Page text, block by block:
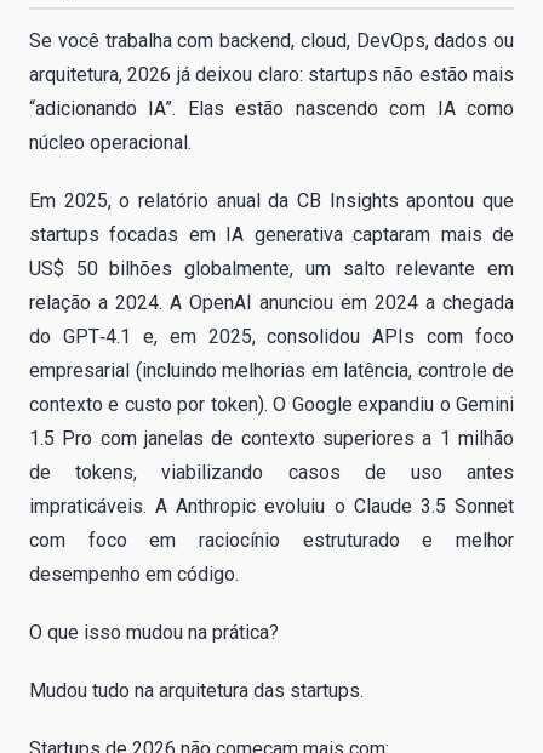
Se você trabalha com backend, cloud, DevOps, dados ou
arquitetura, 2026 já deixou claro: startups não estão mais
“adicionando IA”. Elas estão nascendo com IA como
núcleo operacional.
Em 2025, o relatório anual da CB Insights apontou que
startups focadas em IA generativa captaram mais de
US$ 50 bilhões globalmente, um salto relevante em
relação a 2024. A OpenAI anunciou em 2024 a chegada
do GPT‑4.1 e, em 2025, consolidou APIs com foco
empresarial (incluindo melhorias em latência, controle de
contexto e custo por token). O Google expandiu o Gemini
1.5 Pro com janelas de contexto superiores a 1 milhão
de tokens, viabilizando casos de uso antes
impraticáveis. A Anthropic evoluiu o Claude 3.5 Sonnet
com foco em raciocínio estruturado e melhor
desempenho em código.
O que isso mudou na prática?
Mudou tudo na arquitetura das startups.